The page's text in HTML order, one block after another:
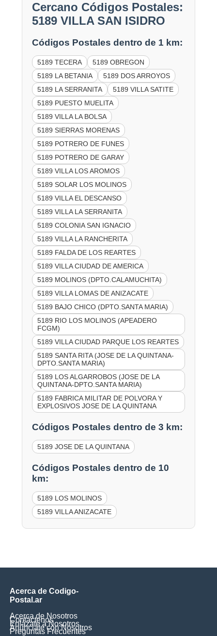
Cercano Códigos Postales:
5189 VILLA SAN ISIDRO
Códigos Postales dentro de 1 km:
5189 TECERA
5189 OBREGON
5189 LA BETANIA
5189 DOS ARROYOS
5189 LA SERRANITA
5189 VILLA SATITE
5189 PUESTO MUELITA
5189 VILLA LA BOLSA
5189 SIERRAS MORENAS
5189 POTRERO DE FUNES
5189 POTRERO DE GARAY
5189 VILLA LOS AROMOS
5189 SOLAR LOS MOLINOS
5189 VILLA EL DESCANSO
5189 VILLA LA SERRANITA
5189 COLONIA SAN IGNACIO
5189 VILLA LA RANCHERITA
5189 FALDA DE LOS REARTES
5189 VILLA CIUDAD DE AMERICA
5189 MOLINOS (DPTO.CALAMUCHITA)
5189 VILLA LOMAS DE ANIZACATE
5189 BAJO CHICO (DPTO.SANTA MARIA)
5189 RIO LOS MOLINOS (APEADERO
FCGM)
5189 VILLA CIUDAD PARQUE LOS REARTES
5189 SANTA RITA (JOSE DE LA QUINTANA-
DPTO.SANTA MARIA)
5189 LOS ALGARROBOS (JOSE DE LA
QUINTANA-DPTO.SANTA MARIA)
5189 FABRICA MILITAR DE POLVORA Y
EXPLOSIVOS JOSE DE LA QUINTANA
Códigos Postales dentro de 3 km:
5189 JOSE DE LA QUINTANA
Códigos Postales dentro de 10
km:
5189 LOS MOLINOS
5189 VILLA ANIZACATE
Acerca de Codigo-
Postal.ar
Acerca de Nosotros
Contáctenos
Enlázate a Nosotros
Anúnciate con Nosotros
Preguntas Frecuentes